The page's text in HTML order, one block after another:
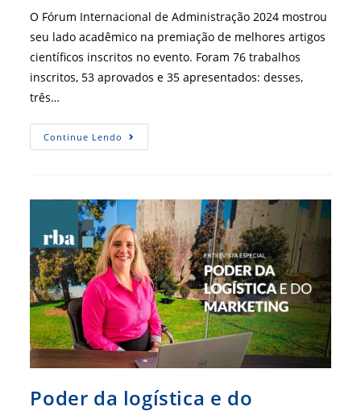
post:
O Fórum Internacional de Administração 2024 mostrou
seu lado acadêmico na premiação de melhores artigos
científicos inscritos no evento. Foram 76 trabalhos
inscritos, 53 aprovados e 35 apresentados: desses,
três…
Continue Lendo Artigos
Acadêmicos
2024
Poder da logística e do